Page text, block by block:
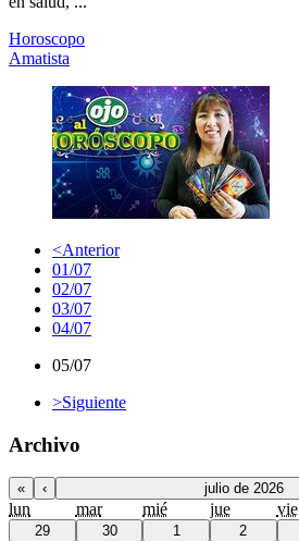
Horoscopo
Amatista
<Anterior
01/07
02/07
03/07
04/07
05/07
>Siguiente
Archivo
« ‹ julio de 2026
lun mar mié jue vie
29 30 1 2